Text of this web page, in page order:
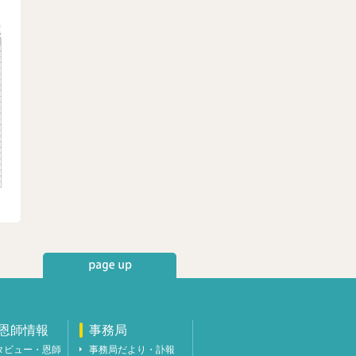
師情報
ビュー・恩師
事務局
事務局だより・訃報